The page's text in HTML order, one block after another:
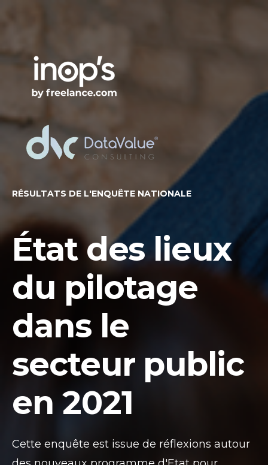
RÉSULTATS DE L'ENQUÊTE NATIONALE
État des lieux
du pilotage
dans le
secteur public
en 2021
Cette enquête est issue de réflexions autour